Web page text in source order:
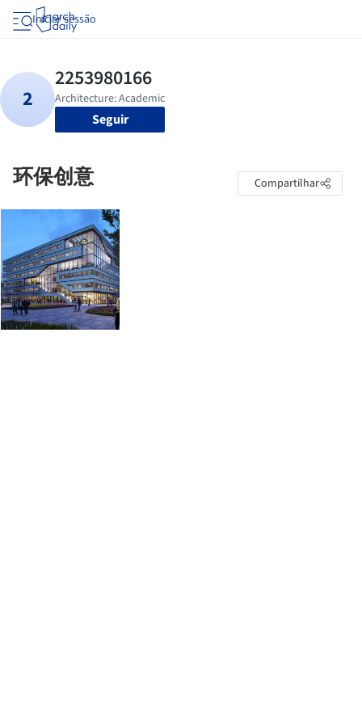
Iniciar sessão
Seguir
环保创意 Compartilhar